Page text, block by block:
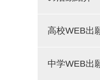
高校WEB出
中学WEB出